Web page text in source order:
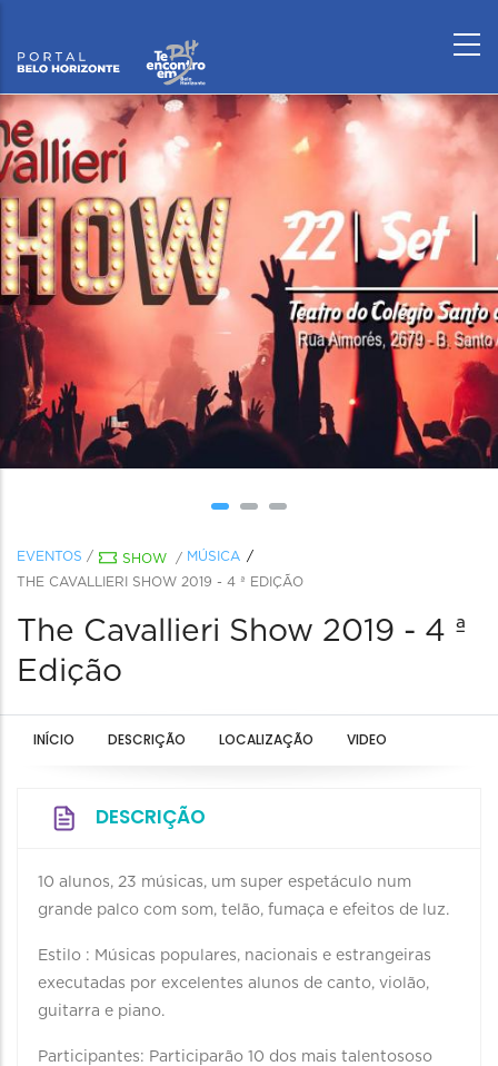
EVENTOS / SHOW / MÚSICA
THE CAVALLIERI SHOW 2019 - 4 ª EDIÇÃO
The Cavallieri Show 2019 - 4 ª
Edição
INÍCIO DESCRIÇÃO LOCALIZAÇÃO VIDEO
DESCRIÇÃO
10 alunos, 23 músicas, um super espetáculo num
grande palco com som, telão, fumaça e efeitos de luz.
Estilo : Músicas populares, nacionais e estrangeiras
executadas por excelentes alunos de canto, violão,
guitarra e piano.
Participantes: Participarão 10 dos mais talentososo